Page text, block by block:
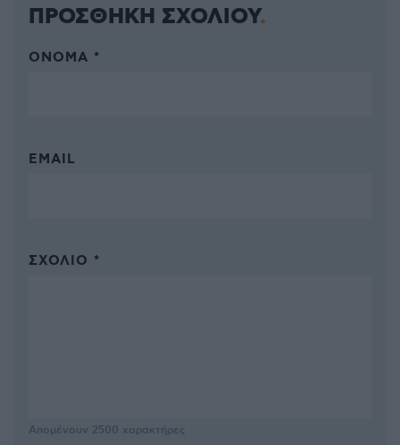
ΠΡΟΣΘΗΚΗ ΣΧΟΛΙΟΥ
ΌΝΟΜΑ *
EMAIL
ΣΧΌΛΙΟ *
Απομένουν 2500 χαρακτήρες